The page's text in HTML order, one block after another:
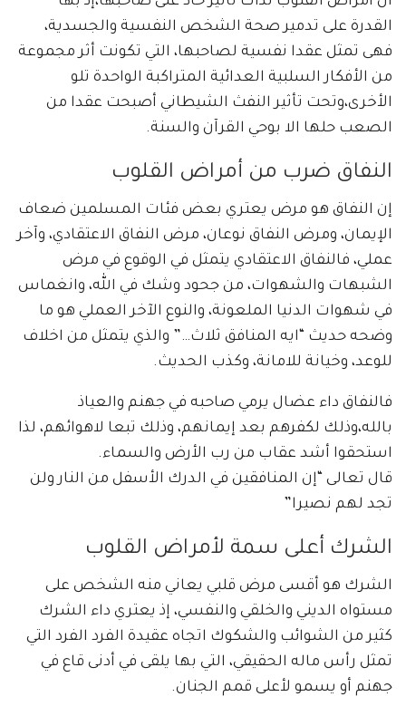
القدرة على تدمير صحة الشخص النفسية والجسدية،
فهى تمثل عقدا نفسية لصاحبها، التي تكونت أثر مجموعة
من الأفكار السلبية العدائية المتراكبة الواحدة تلو
الأخرى،وتحت تأثير النفث الشيطاني أصبحت عقدا من
الصعب حلها الا بوحي القرآن والسنة.
النفاق ضرب من أمراض القلوب
إن النفاق هو مرض يعتري بعض فئات المسلمين ضعاف
الإيمان، ومرض النفاق نوعان، مرض النفاق الاعتقادي، وآخر
عملي، فالنفاق الاعتقادي يتمثل في الوقوع في مرض
الشبهات والشهوات، من جحود وشك في الله، وانغماس
في شهوات الدنيا الملعونة، والنوع الآخر العملي هو ما
وضحه حديث “ايه المنافق ثلاث…” والذي يتمثل من اخلاف
للوعد، وخيانة للامانة، وكذب الحديث.
فالنفاق داء عضال يرمي صاحبه في جهنم والعياذ
بالله،وذلك لكفرهم بعد إيمانهم، وذلك تبعا لاهوائهم، لذا
استحقوا أشد عقاب من رب الأرض والسماء.
قال تعالى “إن المنافقين في الدرك الأسفل من النار ولن
تجد لهم نصيرا”
الشرك أعلى سمة لأمراض القلوب
الشرك هو أقسى مرض قلبي يعاني منه الشخص على
مستواه الديني والخلقي والنفسي، إذ يعتري داء الشرك
كثير من الشوائب والشكوك اتجاه عقيدة الفرد الفرد التي
تمثل رأس ماله الحقيقي، التي بها يلقى في أدنى قاع في
جهنم أو يسمو لأعلى قمم الجنان.